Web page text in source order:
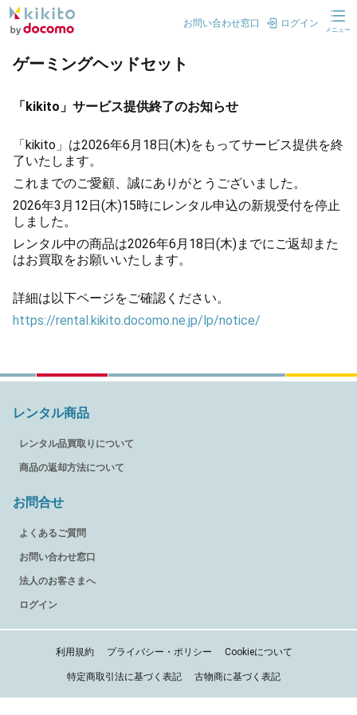
お問い合わせ窓口 ログイン
メニュー
ゲーミングヘッドセット
「kikito」サービス提供終了のお知らせ
「kikito」は2026年6月18日(木)をもってサービス提供を終
了いたします。
これまでのご愛顧、誠にありがとうございました。
2026年3月12日(木)15時にレンタル申込の新規受付を停止
しました。
レンタル中の商品は2026年6月18日(木)までにご返却また
はお買取をお願いいたします。
詳細は以下ページをご確認ください。
https://rental.kikito.docomo.ne.jp/lp/notice/
レンタル商品
レンタル品買取りについて
商品の返却方法について
お問合せ
よくあるご質問
お問い合わせ窓口
法人のお客さまへ
ログイン
利用規約 プライバシー・ポリシー Cookieについて
特定商取引法に基づく表記 古物商に基づく表記